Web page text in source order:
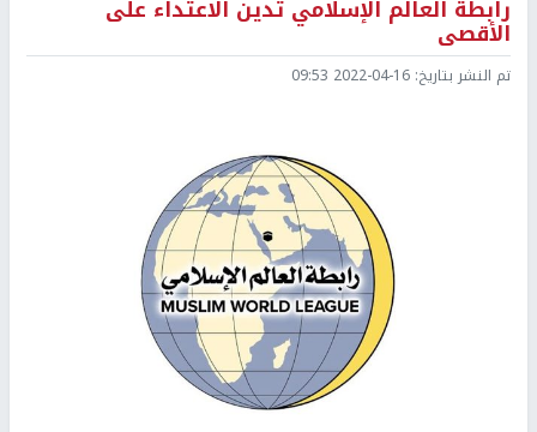
رابطة العالم الإسلامي تدين الاعتداء على
الأقصى
تم النشر بتاريخ: 2022-04-16 09:53